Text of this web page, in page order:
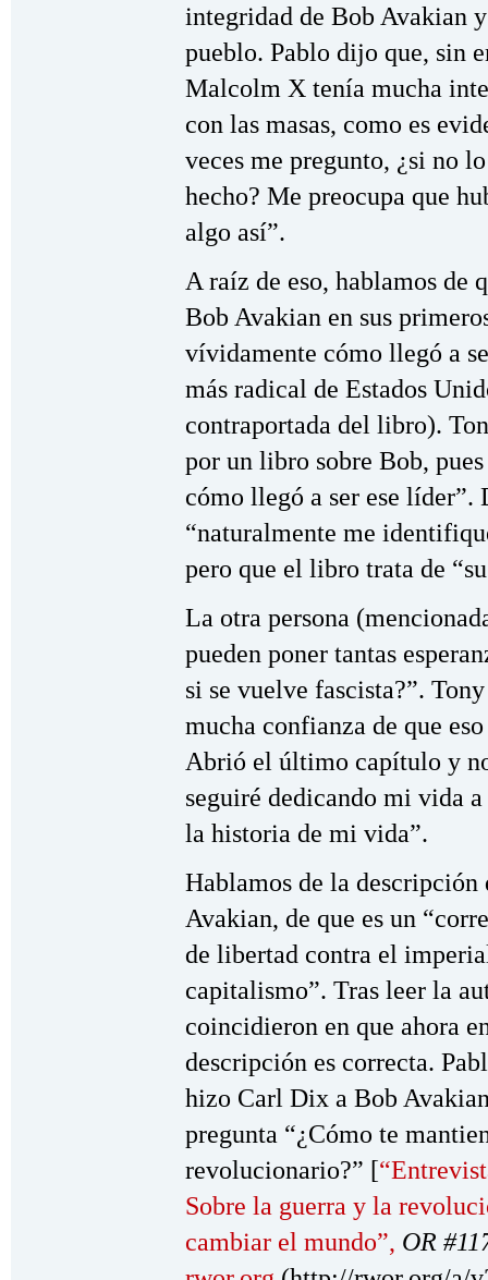
integridad de Bob Avakian
pueblo. Pablo dijo que, sin
Malcolm X tenía mucha
con las masas, como es
veces me pregunto, ¿si no
hecho? Me preocupa que
algo así”.
A raíz de eso, hablamos de
Bob Avakian en sus
vívidamente cómo llegó a
más radical de Estados
contraportada del libro).
por un libro sobre Bob,
cómo llegó a ser ese
“naturalmente me
pero que el libro trata de
La otra persona
pueden poner tantas
si se vuelve fascista?”.
mucha confianza de que
Abrió el último capítulo y
seguiré dedicando mi vida
la historia de mi vida”.
Hablamos de la descripción
Avakian, de que es un
de libertad contra el
capitalismo”. Tras leer la
coincidieron en que ahora
descripción es correcta.
hizo Carl Dix a Bob
pregunta “¿Cómo te
revolucionario?” [
Sobre la guerra y la
cambiar el mundo”, OR